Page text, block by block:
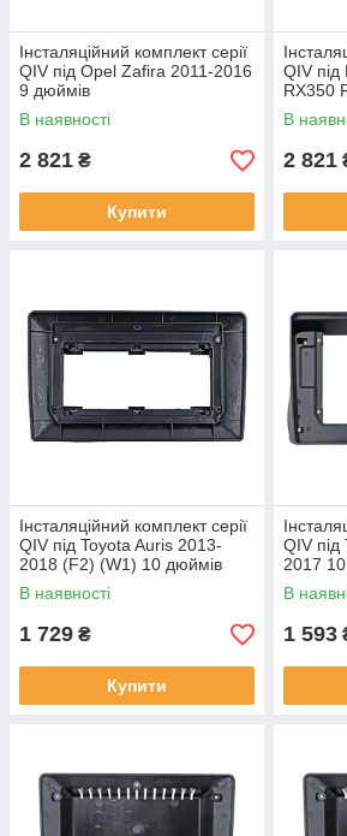
Інсталяційний комплект серії
QIV під Opel Zafira 2011-2016
9 дюймів
В наявності
2 821 ₴
Купити
QIV
RX350
2003-
В
2 821
Інсталяційний комплект серії
QIV під Toyota Auris 2013-
2018 (F2) (W1) 10 дюймів
В наявності
1 729 ₴
Купити
QIV
2017
В
1 593